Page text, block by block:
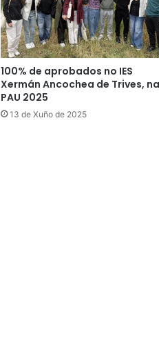
100% de aprobados no IES
Xermán Ancochea de Trives, na
PAU 2025
13 de Xuño de 2025